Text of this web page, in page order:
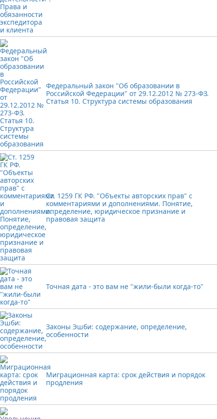
Федеральный закон "Об образовании в
Российской Федерации" от 29.12.2012 № 273-ФЗ.
Статья 10. Структура системы образования
Ст. 1259 ГК РФ. "Объекты авторских прав" с
комментариями и дополнениями. Понятие,
определение, юридическое признание и
правовая защита
Точная дата - это вам не "жили-были когда-то"
Законы Эшби: содержание, определение,
особенности
Миграционная карта: срок действия и порядок
продления